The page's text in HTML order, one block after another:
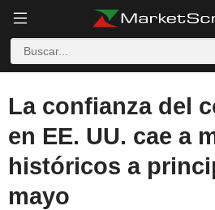
La confianza del
en EE. UU. cae a
históricos a
mayo